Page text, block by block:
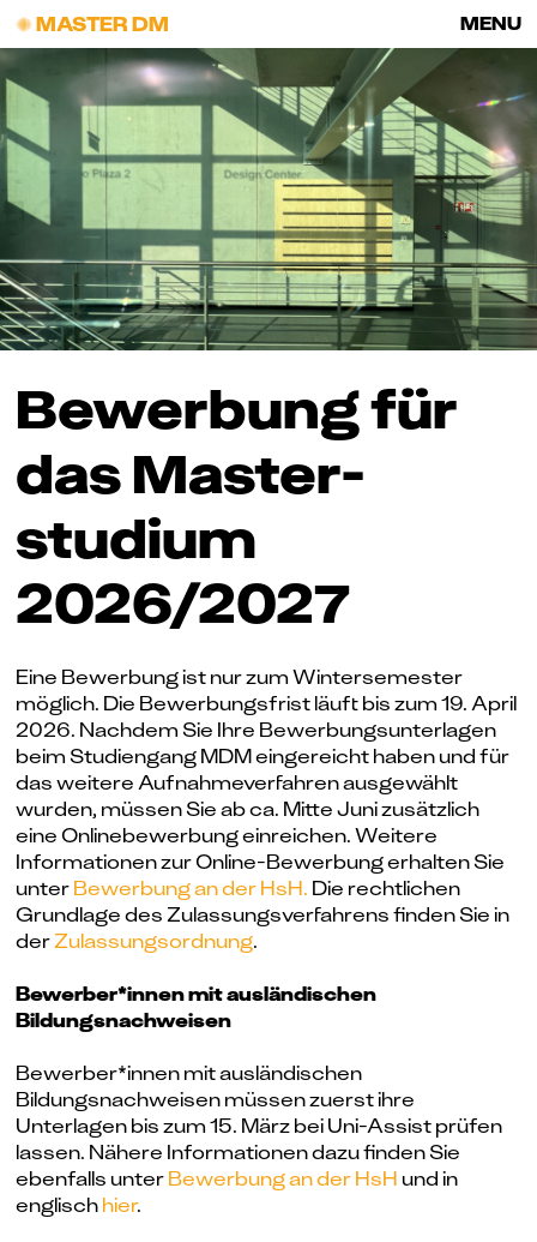
MENU
☄ MASTER DM
Bewerbung für
das Master­
studium
2026/2027
Eine Bewerbung ist nur zum Wintersemester
möglich. Die Bewerbungsfrist läuft bis zum 19. April
2026. Nachdem Sie Ihre Bewerbungsunterlagen
beim Studiengang MDM eingereicht haben und für
das weitere Aufnahmeverfahren ausgewählt
wurden, müssen Sie ab ca. Mitte Juni zusätzlich
eine Onlinebewerbung einreichen. Weitere
Informationen zur Online-Bewerbung erhalten Sie
unterBewerbung an der HsH. Die rechtlichen
Grundlage des Zulassungsverfahrens finden Sie in
derZulassungsordnung.
Bewerber*innen mit ausländischen
Bildungsnachweisen
Bewerber*innen mit ausländischen
Bildungsnachweisen müssen zuerst ihre
Unterlagen bis zum 15. März bei Uni-Assist prüfen
lassen. Nähere Informationen dazu finden Sie
ebenfalls unterBewerbung an der HsH undin
englischhier.